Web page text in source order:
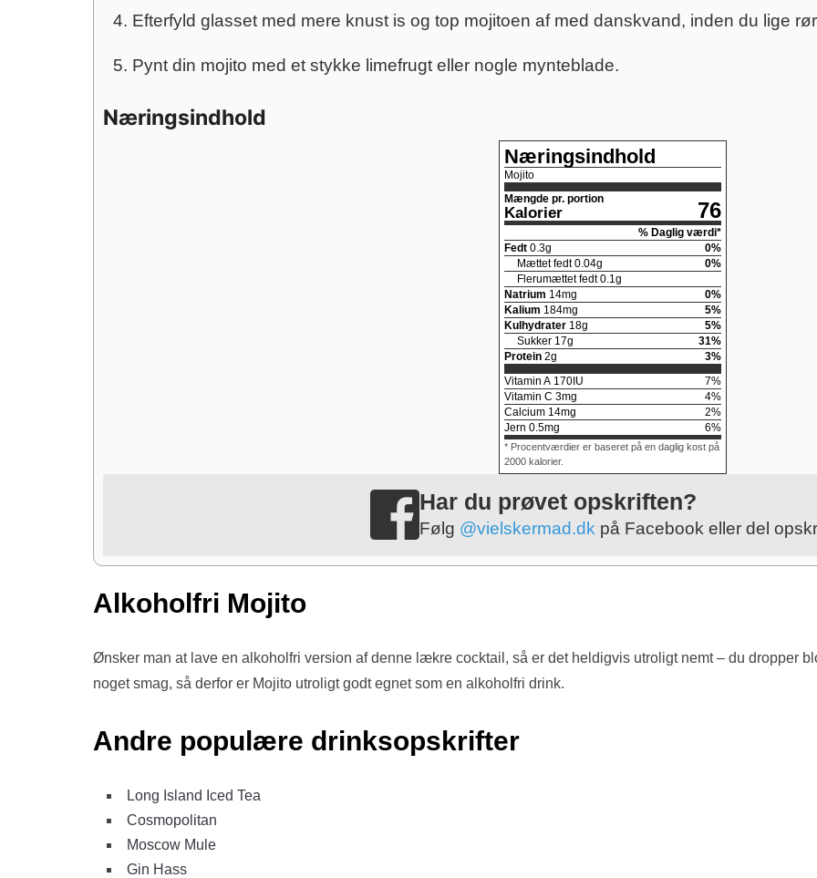
Efterfyld glasset med mere knust is og top mojitoen af med danskvand, inden du lige
Pynt din mojito med et stykke limefrugt eller nogle mynteblade.
Næringsindhold
Næringsindhold
Mojito
Mængde pr. portion
Kalorier 76
% Daglig værdi*
Fedt 0.3g 0%
Mættet fedt 0.04g 0%
Flerumættet fedt 0.1 g
Natrium 14mg 0%
Kalium 184mg 5%
Kulhydrater 18g 5%
Sukker 17g 31%
Protein 2g 3%
Vitamin A 170IU 7%
Vitamin C 3mg 4%
Calcium 14mg 2%
Jern 0.5mg 6%
* Procentværdier er baseret på en daglig kost på
2000 kalorier.
Har du prøvet opskriften?
Følg @vielskermad.dk på Facebook eller del
Alkoholfri Mojito
Ønsker man at lave en alkoholfri version af denne lækre cocktail, så er det heldigvis utroligt nemt – du dropper
noget smag, så derfor er Mojito utroligt godt egnet som en alkoholfri drink.
Andre populære drinksopskrifter
Long Island Iced Tea
Cosmopolitan
Moscow Mule
Gin Hass